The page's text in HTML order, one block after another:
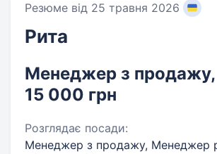
Резюме від 25 травня 2026
Рита
Менеджер з продажу,
15 000 грн
Розглядає посади:
Менеджер з продажу, Менеджер